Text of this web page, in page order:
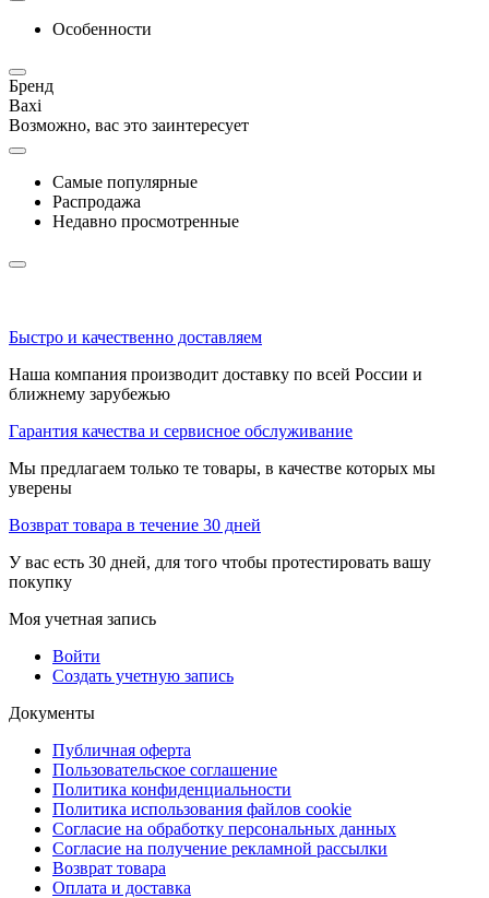
Особенности
Бренд
Baxi
Возможно, вас это заинтересует
Самые популярные
Распродажа
Недавно просмотренные
Быстро и качественно доставляем
Наша компания производит доставку по всей России и
ближнему зарубежью
Гарантия качества и сервисное обслуживание
Мы предлагаем только те товары, в качестве которых мы
уверены
Возврат товара в течение 30 дней
У вас есть 30 дней, для того чтобы протестировать вашу
покупку
Моя учетная запись
Войти
Создать учетную запись
Документы
Публичная оферта
Пользовательское соглашение
Политика конфиденциальности
Политика использования файлов cookie
Согласие на обработку персональных данных
Согласие на получение рекламной рассылки
Возврат товара
Оплата и доставка